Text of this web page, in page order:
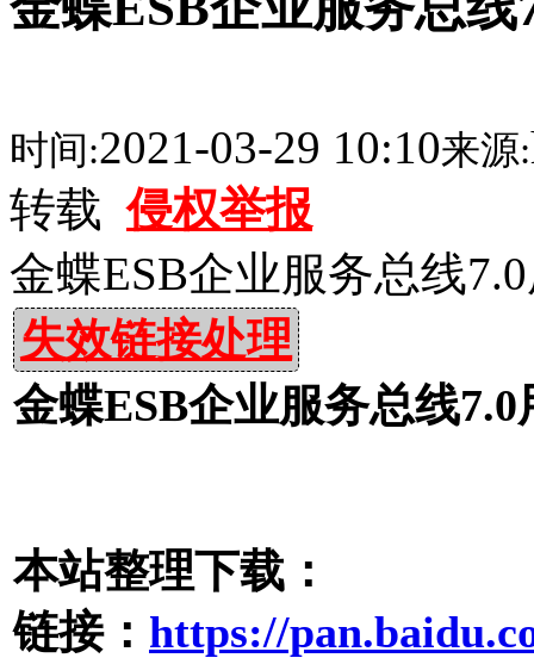
时间:2021-03-29 10:10来源:
转载侵权举报
金蝶ESB企业服务总线
失效链接处理
金蝶ESB企业服务总线
本站整理下载：
链接： https://